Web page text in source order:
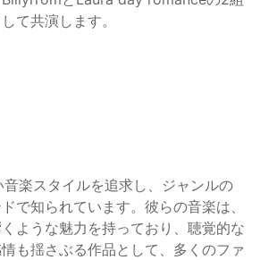
て共演します。
楽スタイルを追求し、ジャンルの
で知られています。彼らの音楽は、
ような魅力を持っており、聴覚的な
も揺さぶる作品として、多くのファ